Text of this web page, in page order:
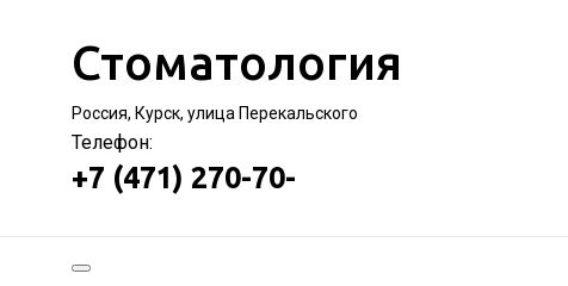
Стоматология
Россия, Курск, улица Перекальского
Телефон:
+7 (471) 270-70-